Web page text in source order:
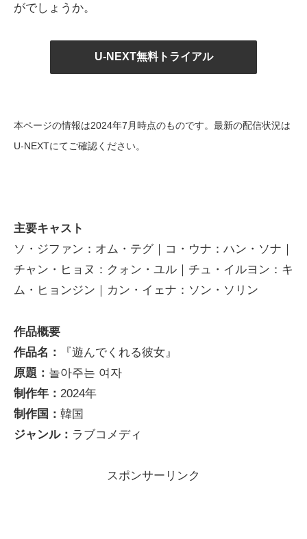
がでしょうか。
U-NEXT無料トライアル
本ページの情報は2024年7月時点のものです。最新の配信状況は
U-NEXTにてご確認ください。
主要キャスト
ソ・ジファン：オム・テグ｜コ・ウナ：ハン・ソナ｜
チャン・ヒョヌ：クォン・ユル｜チュ・イルヨン：キ
ム・ヒョンジン｜カン・イェナ：ソン・ソリン
作品概要
作品名：
『遊んでくれる彼女』
原題： 놀아주는 여자
制作年： 2024年
制作国： 韓国
ジャンル： ラブコメディ
スポンサーリンク